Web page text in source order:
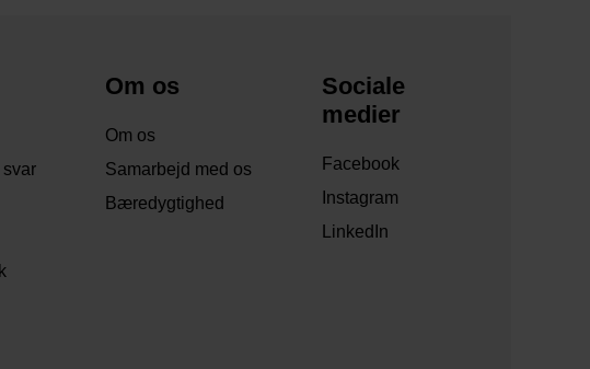
Om os
Om os
Samarbejd med os
Bæredygtighed
Sociale
medier
Facebook
Instagram
LinkedIn